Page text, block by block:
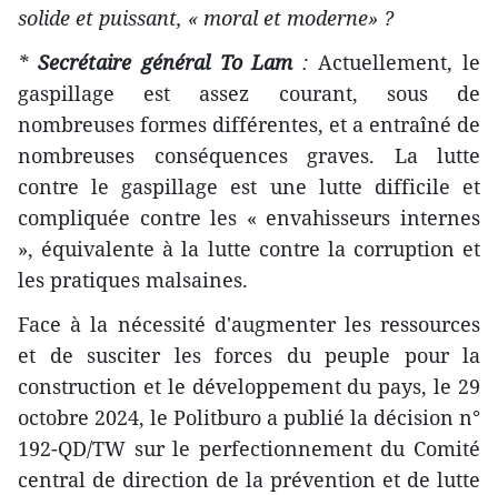
solide et puissant, « moral et moderne» ?
* Secrétaire général To Lam:Actuellement, le
gaspillage est assez courant, sous de
nombreuses formes différentes, et a entraîné de
nombreuses conséquences graves. La lutte
contre le gaspillage est une lutte difficile et
compliquée contre les « envahisseurs internes
», équivalente à la lutte contre la corruption et
les pratiques malsaines.
Face à la nécessité d'augmenter les ressources
et de susciter les forces du peuple pour la
construction et le développement du pays, le 29
octobre 2024, le Politburo a publié la décision n°
192-QD/TW sur le perfectionnement du Comité
central de direction de la prévention et de lutte